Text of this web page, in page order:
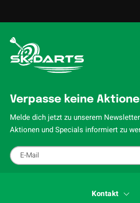
Verpasse keine
Melde dich jetzt zu unserem
Aktionen und Specials informiert zu
Kontakt